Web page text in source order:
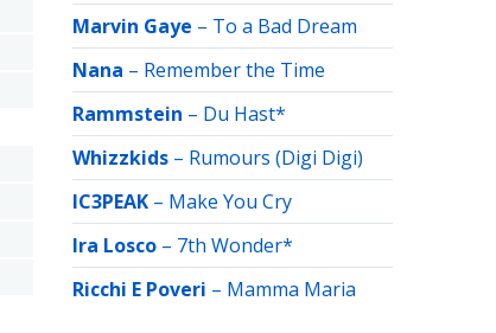
Marvin Gaye – To a Bad Dream
Nana – Remember the Time
Rammstein – Du Hast*
Whizzkids – Rumours (Digi Digi)
IC3PEAK – Make You Cry
Ira Losco – 7th Wonder*
Ricchi E Poveri – Mamma Maria